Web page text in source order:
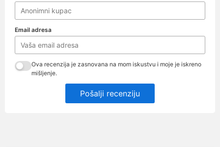
Email adresa
Ova recenzija je zasnovana na mom iskustvu i moje je iskreno
mišljenje.
Pošalji recenziju